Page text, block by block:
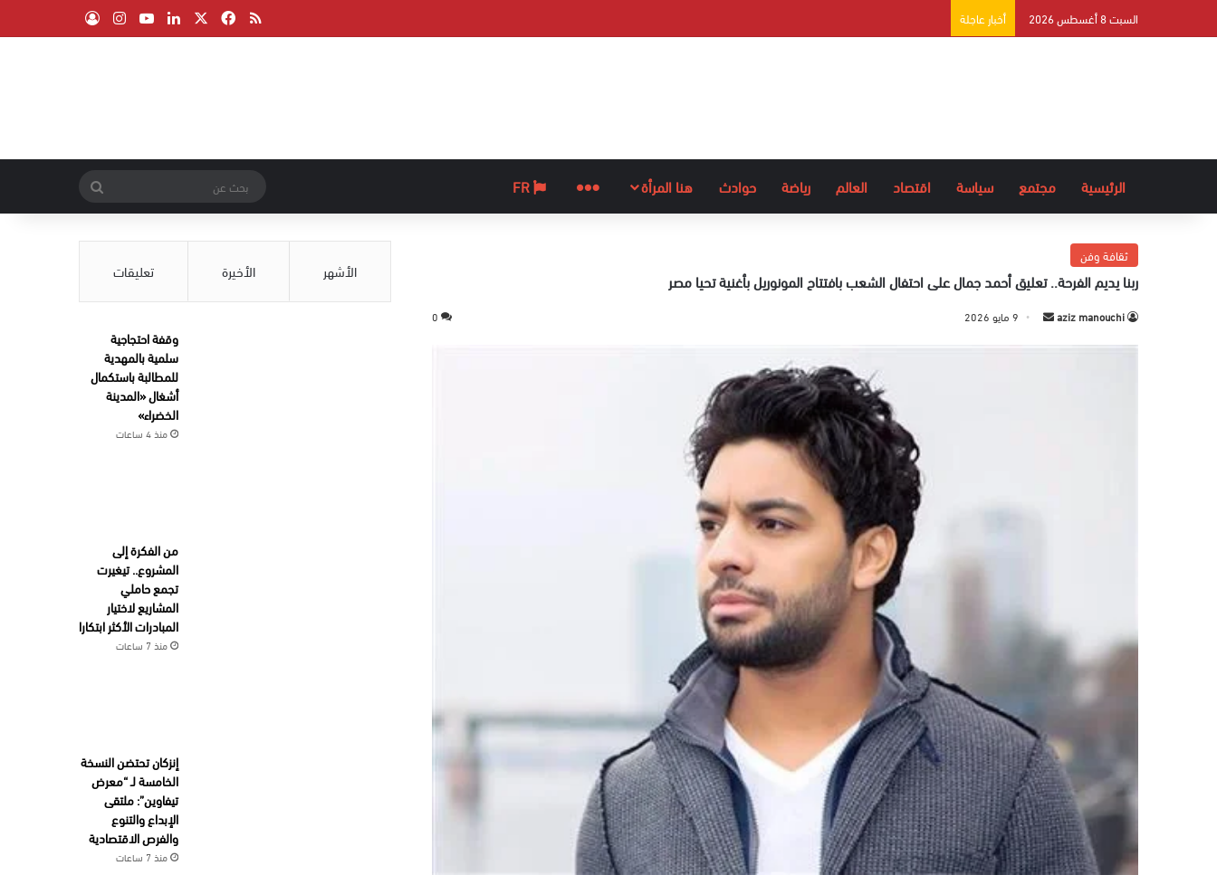
السبت 8 أغسطس 2026 أخبار عاجلة ملخص الموقع RSS
فيسبوك لينكدإن ‫YouTube
انستقرام
الرئيسية مجتمع سياسة اقتصاد العالم رياضة حوادث هنا المرأة المزيد
عن
ثقافة وفن
ربنا يديم الفرحة.. تعليق أحمد جمال على احتفال الشعب بافتتاح المونوريل بأغنية تحيا مصر
aziz manouchi
و
ن
9 مايو 2026 0
الأشهر الأخيرة تعليقات
وقفة احتجاجية
سلمية بالمهدية
للمطالبة باستكمال
أشغال «المدينة
الخضراء»
منذ 4 ساعات
من الفكرة إلى
المشروع.. تيغيرت
تجمع حاملي
المشاريع لاختيار
المبادرات الأكثر ابتكارا
منذ 7 ساعات
إنزكان تحتضن النسخة
الخامسة لـ “معرض
تيفاوين”: ملتقى
الإبداع والتنوع
والفرص الاقتصادية
منذ 7 ساعات